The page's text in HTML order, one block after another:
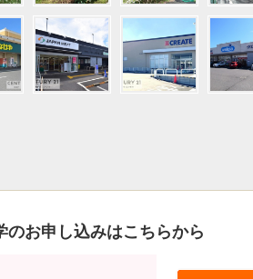
のお申し込みはこちらから